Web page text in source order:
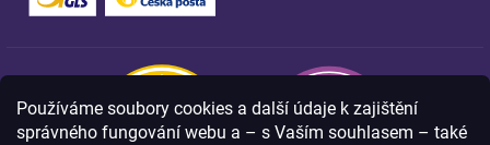
Používáme soubory cookies a další údaje k zajištění
správného fungování webu a – s Vaším souhlasem – také